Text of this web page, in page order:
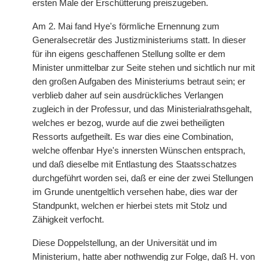
ersten Male der Erschütterung preiszugeben.
Am 2. Mai fand Hye's förmliche Ernennung zum
Generalsecretär des Justizministeriums statt. In dieser
für ihn eigens geschaffenen Stellung sollte er dem
Minister unmittelbar zur Seite stehen und sichtlich nur mit
den großen Aufgaben des Ministeriums betraut sein; er
verblieb daher auf sein ausdrückliches Verlangen
zugleich in der Professur, und das Ministerialrathsgehalt,
welches er bezog, wurde auf die zwei betheiligten
Ressorts aufgetheilt. Es war dies eine Combination,
welche offenbar Hye's innersten Wünschen entsprach,
und daß dieselbe mit Entlastung des Staatsschatzes
durchgeführt worden sei, daß er eine der zwei Stellungen
im Grunde unentgeltlich versehen habe, dies war der
Standpunkt, welchen er hierbei stets mit Stolz und
Zähigkeit verfocht.
Diese Doppelstellung, an der Universität und im
Ministerium, hatte aber nothwendig zur Folge, daß H. von